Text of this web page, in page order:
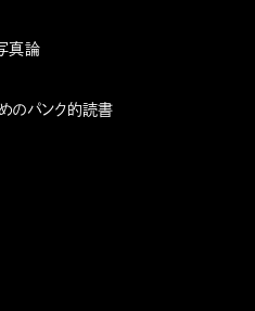
真論
のパンク的読書